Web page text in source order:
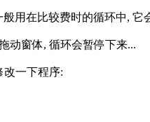
般用在比较费时的循环中,
动窗体, 循环会暂停下来...
改一下程序: